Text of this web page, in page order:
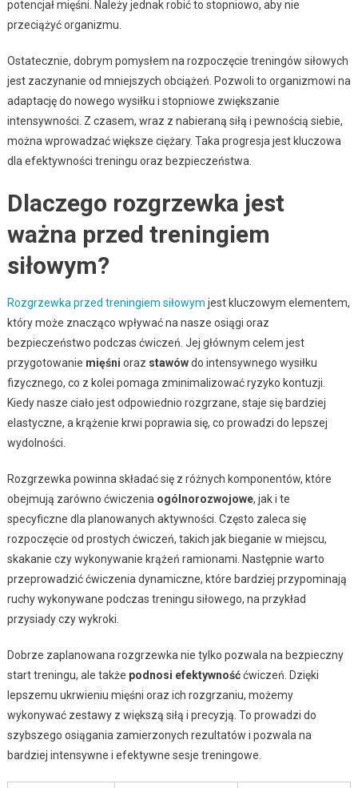
potencjał mięśni. Należy jednak robić to stopniowo, aby nie
przeciążyć organizmu.
Ostatecznie, dobrym pomysłem na rozpoczęcie treningów siłowych
jest zaczynanie od mniejszych obciążeń. Pozwoli to organizmowi na
adaptację do nowego wysiłku i stopniowe zwiększanie
intensywności. Z czasem, wraz z nabieraną siłą i pewnością siebie,
można wprowadzać większe ciężary. Taka progresja jest kluczowa
dla efektywności treningu oraz bezpieczeństwa.
Dlaczego rozgrzewka jest
ważna przed treningiem
siłowym?
Rozgrzewka przed treningiem siłowym jest kluczowym elementem,
który może znacząco wpływać na nasze osiągi oraz
bezpieczeństwo podczas ćwiczeń. Jej głównym celem jest
przygotowanie mięśni oraz stawówdo intensywnego wysiłku
fizycznego, co z kolei pomaga zminimalizować ryzyko kontuzji.
Kiedy nasze ciało jest odpowiednio rozgrzane, staje się bardziej
elastyczne, a krążenie krwi poprawia się, co prowadzi do lepszej
wydolności.
Rozgrzewka powinna składać się z różnych komponentów, które
obejmują zarówno ćwiczenia ogólnorozwojowe, jak i te
specyficzne dla planowanych aktywności. Często zaleca się
rozpoczęcie od prostych ćwiczeń, takich jak bieganie w miejscu,
skakanie czy wykonywanie krążeń ramionami. Następnie warto
przeprowadzić ćwiczenia dynamiczne, które bardziej przypominają
ruchy wykonywane podczas treningu siłowego, na przykład
przysiady czy wykroki.
Dobrze zaplanowana rozgrzewka nie tylko pozwala na bezpieczny
start treningu, ale także podnosi efektywnośććwiczeń. Dzięki
lepszemu ukrwieniu mięśni oraz ich rozgrzaniu, możemy
wykonywać zestawy z większą siłą i precyzją. To prowadzi do
szybszego osiągania zamierzonych rezultatów i pozwala na
bardziej intensywne i efektywne sesje treningowe.